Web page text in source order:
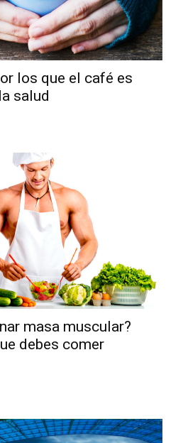
los que el café es
salud
masa muscular?
debes comer